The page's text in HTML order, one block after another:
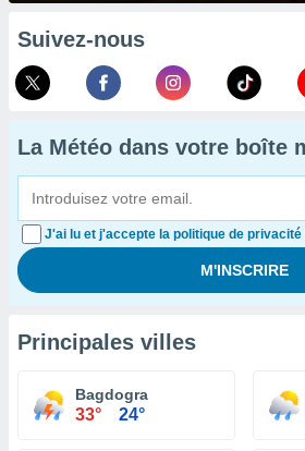
Suivez-nous
La Météo dans votre boîte
J'ai lu et j'accepte la politique de privacité
Principales villes
Bagdogra
33° 24°